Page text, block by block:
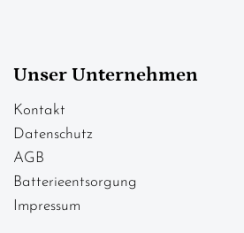
Unser Unternehmen
Kontakt
Datenschutz
AGB
Batterieentsorgung
Impressum